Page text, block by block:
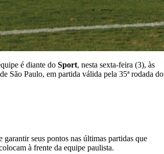
é diante do Sport, nesta sexta-feira (3), às
São Paulo, em partida válida pela 35ª rodada do
seus pontos nas últimas partidas que
à frente da equipe paulista.